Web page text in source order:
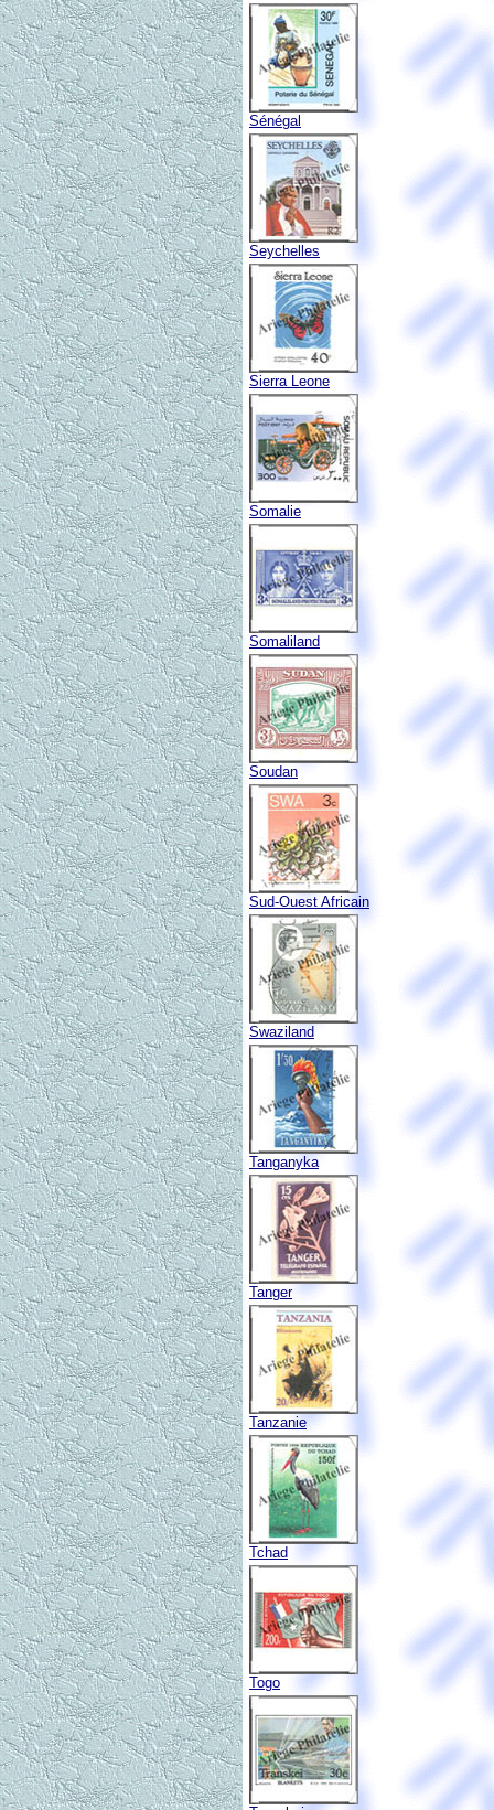
Sénégal
Seychelles
Sierra Leone
Somalie
Somaliland
Soudan
Sud-Ouest Africain
Swaziland
Tanganyka
Tanger
Tanzanie
Tchad
Togo